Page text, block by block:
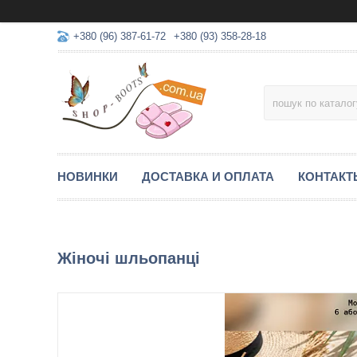
+380 (96) 387-61-72 +380 (93) 358-28-18
НОВИНКИ ДОСТАВКА И ОПЛАТА
Жіночі шльопанці